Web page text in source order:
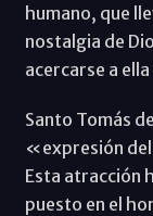
humano, que
nostalgia de
acercarse a
Santo Tomás
«expresión
Esta atracción
puesto en el